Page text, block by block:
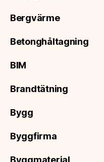
Bergvärme
Betonghåltagning
BIM
Brandtätning
Bygg
Byggfirma
Byggmaterial